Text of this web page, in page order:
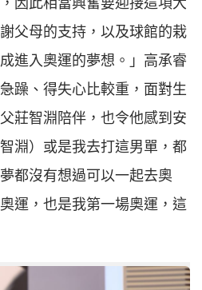
因此相當興奮要迎接這項大
父母的支持，以及球館的栽
進入奧運的夢想。」高承睿
躁、得失心比較重，面對生
莊智淵陪伴，也令他感到安
淵）或是我去打這男單，都
都沒有想過可以一起去奧
運，也是我第一場奧運，這